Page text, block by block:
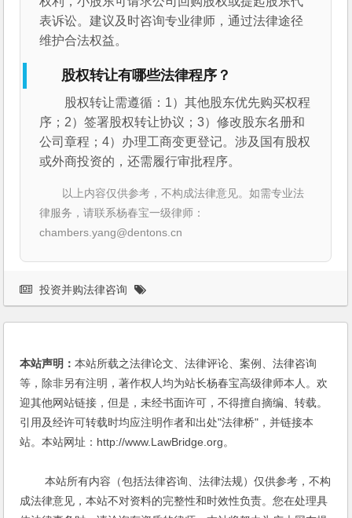
表诉讼。建议及时咨询专业律师，通过法律途径
维护合法权益。
股权转让有哪些法律程序？
股权转让需遵循：1）其他股东优先购买权程
序；2）签署股权转让协议；3）修改股东名册和
公司章程；4）办理工商变更登记。涉及国有股权
或外商投资的，还需履行审批程序。
以上内容仅供参考，不构成法律意见。如需专业法
律服务，请联系杨春宝一级律师：
chambers.yang@dentons.cn
投资并购法律咨询
本站声明：本站所载之法律论文、法律评论、案例、法律咨询
等，除非另有注明，著作权人均为站长杨春宝高级律师本人。欢
迎其他网站链接，但是，未经书面许可，不得擅自摘编、转载。
引用及经许可转载时均应注明作者和出处"法律桥"，并链接本
站。本站网址：http://www.LawBridge.org。
本站所有内容（包括法律咨询、法律法规）仅供参考，不构
成法律意见，本站不对资料的完整性和时效性负责。您在处理具